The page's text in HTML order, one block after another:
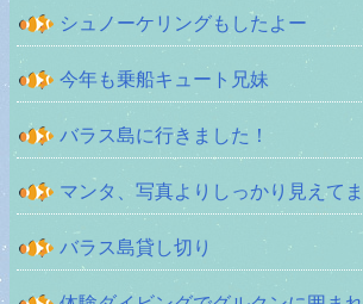
シュノーケリングもしたよー
今年も乗船キュート兄妹
バラス島に行きました！
マンタ、写真よりしっかり見えて
バラス島貸し切り